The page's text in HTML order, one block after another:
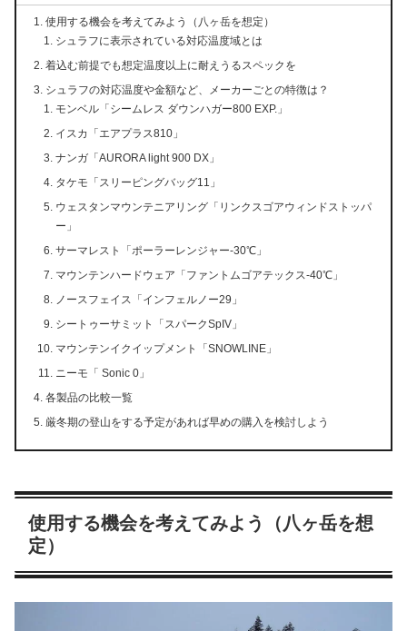
使用する機会を考えてみよう（八ヶ岳を想定）
シュラフに表示されている対応温度域とは
着込む前提でも想定温度以上に耐えうるスペックを
シュラフの対応温度や金額など、メーカーごとの特徴は？
モンベル「シームレス ダウンハガー800 EXP.」
イスカ「エアプラス810」
ナンガ「AURORA light 900 DX」
タケモ「スリーピングバッグ11」
ウェスタンマウンテニアリング「リンクスゴアウィンドストッパ
ー」
サーマレスト「ポーラーレンジャー-30℃」
マウンテンハードウェア「ファントムゴアテックス-40℃」
ノースフェイス「インフェルノー29」
シートゥーサミット「スパークSpIV」
マウンテンイクイップメント「SNOWLINE」
ニーモ「 Sonic 0」
各製品の比較一覧
厳冬期の登山をする予定があれば早めの購入を検討しよう
使用する機会を考えてみよう（八ヶ岳を想
定）